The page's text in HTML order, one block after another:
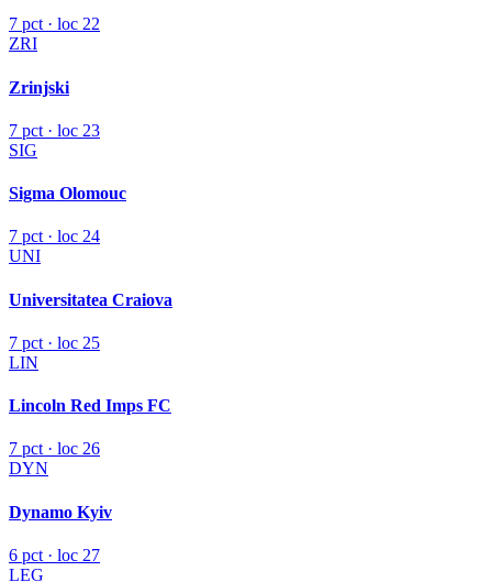
7 pct · loc 22
ZRI
Zrinjski
7 pct · loc 23
SIG
Sigma Olomouc
7 pct · loc 24
UNI
Universitatea Craiova
7 pct · loc 25
LIN
Lincoln Red Imps FC
7 pct · loc 26
DYN
Dynamo Kyiv
6 pct · loc 27
LEG